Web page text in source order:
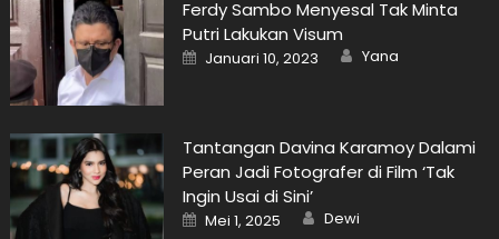
Ferdy Sambo Menyesal Tak Minta
Putri Lakukan Visum
Posted
on
Januari 10, 2023 Author
Yana
Tantangan Davina Karamoy Dalami
Peran Jadi Fotografer di Film ‘Tak
Ingin Usai di Sini’
Posted
on
Mei 1, 2025 Author
Dewi